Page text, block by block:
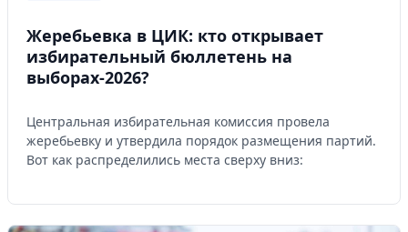
Жеребьевка в ЦИК: кто открывает
избирательный бюллетень на
выборах-2026?
Центральная избирательная комиссия провела
жеребьевку и утвердила порядок размещения партий.
Вот как распределились места сверху вниз: